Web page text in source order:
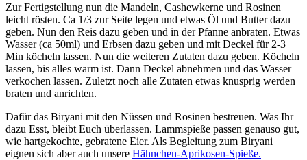
Zur Fertigstellung nun die Mandeln, Cashewkerne und Rosinen
leicht rösten. Ca 1/3 zur Seite legen und etwas Öl und Butter dazu
geben. Nun den Reis dazu geben und in der Pfanne anbraten. Etwas
Wasser (ca 50ml) und Erbsen dazu geben und mit Deckel für 2-3
Min köcheln lassen. Nun die weiteren Zutaten dazu geben. Köcheln
lassen, bis alles warm ist. Dann Deckel abnehmen und das Wasser
verkochen lassen. Zuletzt noch alle Zutaten etwas knusprig werden
braten und anrichten.
Dafür das Biryani mit den Nüssen und Rosinen bestreuen. Was Ihr
dazu Esst, bleibt Euch überlassen. Lammspieße passen genauso gut,
wie hartgekochte, gebratene Eier. Als Begleitung zum Biryani
eignen sich aber auch unsere Hähnchen-Aprikosen-Spieße.